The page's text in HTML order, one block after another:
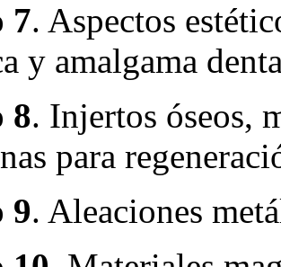
7. Aspectos
y amalgama
8. Injertos óseos,
para
9. Aleaciones